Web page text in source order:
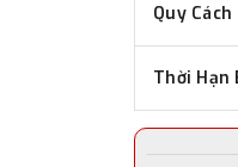
Quy Cách
Thời Hạn